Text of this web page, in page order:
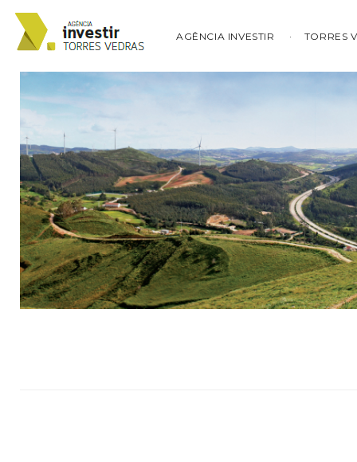
AGÊNCIA INVESTIR TORRES